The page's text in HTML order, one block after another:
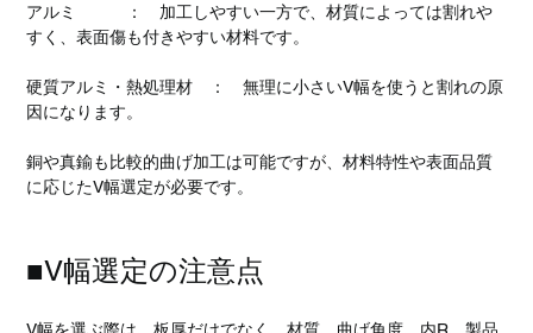
アルミ　　　：　加工しやすい一方で、材質によっては割れや
すく、表面傷も付きやすい材料です。
硬質アルミ・熱処理材　：　無理に小さいV幅を使うと割れの原
因になります。
銅や真鍮も比較的曲げ加工は可能ですが、材料特性や表面品質
に応じたV幅選定が必要です。
■V幅選定の注意点
V幅を選ぶ際は、板厚だけでなく、材質、曲げ角度、内R、製品